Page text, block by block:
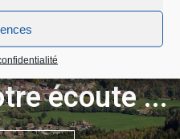
écoute ...